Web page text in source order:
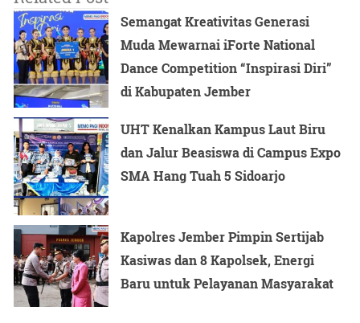
Semangat Kreativitas Generasi
Muda Mewarnai iForte National
Dance Competition “Inspirasi Diri”
di Kabupaten Jember
UHT Kenalkan Kampus Laut Biru
dan Jalur Beasiswa di Campus Expo
SMA Hang Tuah 5 Sidoarjo
Kapolres Jember Pimpin Sertijab
Kasiwas dan 8 Kapolsek, Energi
Baru untuk Pelayanan Masyarakat